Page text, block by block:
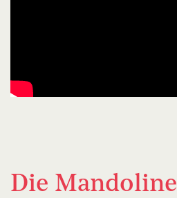
Die Mandoline